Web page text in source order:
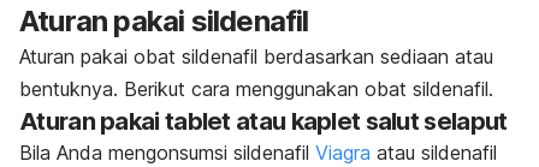
Aturan pakai sildenafil
Aturan pakai obat sildenafil berdasarkan sediaan atau
bentuknya. Berikut cara menggunakan obat sildenafil.
Aturan pakai tablet atau kaplet salut selaput
Bila Anda mengonsumsi sildenafil Viagra atau sildenafil